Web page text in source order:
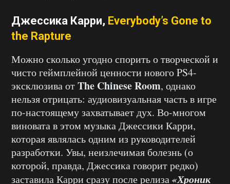
Джессика Карри, Everybody’s Gone to
the Rapture
Можно сколько угодно спорить о творческой и
чисто геймплейной ценности нового PS4-
эксклюзива отThe Chinese Room, однако
нельзя отрицать: аудиовизуальная часть в игре
по-настоящему захватывает дух. Во-многом
виновата в этом музыка Джессики Карри,
которая являлась одним из руководителей
разработки. Увы, неизлечимая болезнь (о
которой, правда, Джессика говорит редко)
заставила Карри сразу после релиза«Хроник